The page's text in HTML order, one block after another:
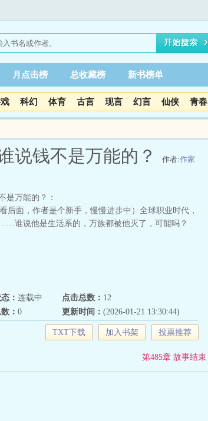
月点击榜 总收藏榜 新书榜单
科幻 体育 古言 现言 幻言 仙侠 青春
说钱不是万能的？ 作者:作家
是万能的？：
面，作者是个新手，慢慢进步中）全球职业时代，
谁说他是生活系的，万族都被他灭了，可能吗？
： 连载中 点击总数： 12
： 0 更新时间： (2026-01-21 13:30:44)
TXT下载 加入书架 投票推荐
第485章 故事结束